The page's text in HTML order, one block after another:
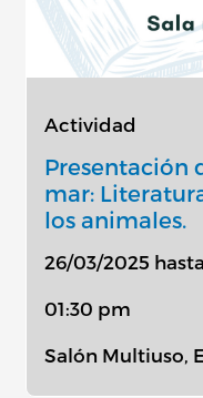
Actividad
Presentación
mar:
los animales.
26/03/2025
01:30 pm
Salón Multiuso,